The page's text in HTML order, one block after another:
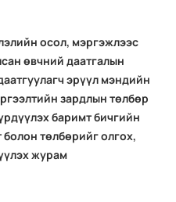
осол, мэргэжлээс
өвчний даатгалын
эрүүл мэндийн
зардлын төлбөр
баримт бичгийн
болон төлбөрийг олгох,
журам